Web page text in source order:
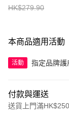
HK$279.90
本商品適用活動
活動 指定品牌
付款與運送
送貨上門滿